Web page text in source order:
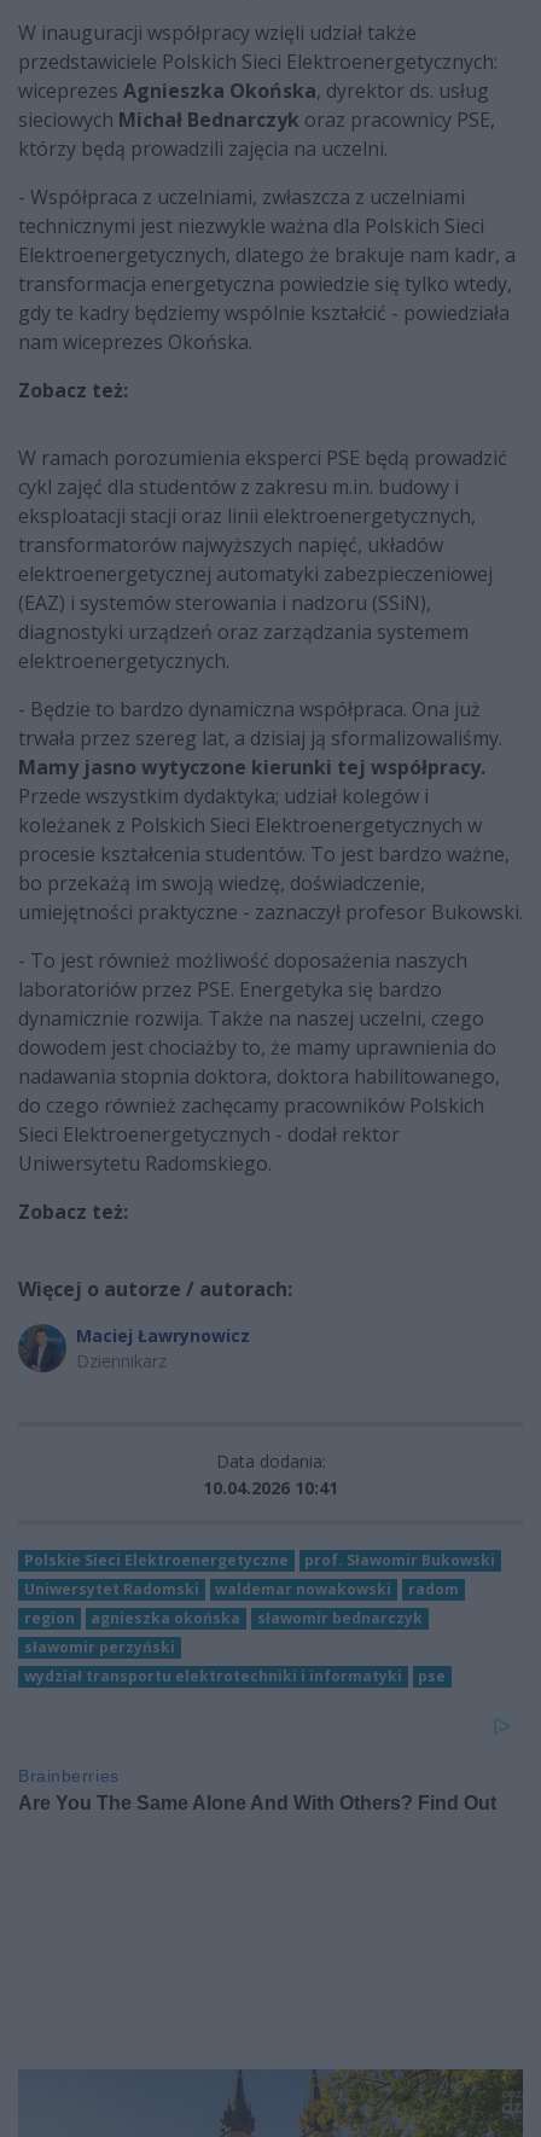
W inauguracji współpracy wzięli udział także
przedstawiciele Polskich Sieci Elektroenergetycznych:
wiceprezes Agnieszka Okońska, dyrektor ds. usług
sieciowych Michał Bednarczyk oraz pracownicy PSE,
którzy będą prowadzili zajęcia na uczelni.
- Współpraca z uczelniami, zwłaszcza z uczelniami
technicznymi jest niezwykle ważna dla Polskich Sieci
Elektroenergetycznych, dlatego że brakuje nam kadr, a
transformacja energetyczna powiedzie się tylko wtedy,
gdy te kadry będziemy wspólnie kształcić - powiedziała
nam wiceprezes Okońska.
Zobacz też:
W ramach porozumienia eksperci PSE będą prowadzić
cykl zajęć dla studentów z zakresu m.in. budowy i
eksploatacji stacji oraz linii elektroenergetycznych,
transformatorów najwyższych napięć, układów
elektroenergetycznej automatyki zabezpieczeniowej
(EAZ) i systemów sterowania i nadzoru (SSiN),
diagnostyki urządzeń oraz zarządzania systemem
elektroenergetycznych.
- Będzie to bardzo dynamiczna współpraca. Ona już
trwała przez szereg lat, a dzisiaj ją sformalizowaliśmy.
Mamy jasno wytyczone kierunki tej współpracy.
Przede wszystkim dydaktyka; udział kolegów i
koleżanek z Polskich Sieci Elektroenergetycznych w
procesie kształcenia studentów. To jest bardzo ważne,
bo przekażą im swoją wiedzę, doświadczenie,
umiejętności praktyczne - zaznaczył profesor Bukowski.
- To jest również możliwość doposażenia naszych
laboratoriów przez PSE. Energetyka się bardzo
dynamicznie rozwija. Także na naszej uczelni, czego
dowodem jest chociażby to, że mamy uprawnienia do
nadawania stopnia doktora, doktora habilitowanego,
do czego również zachęcamy pracowników Polskich
Sieci Elektroenergetycznych - dodał rektor
Uniwersytetu Radomskiego.
Zobacz też:
Więcej o autorze / autorach:
Maciej Ławrynowicz
Dziennikarz
Data dodania:
10.04.2026 10:41
Polskie Sieci Elektroenergetyczne
prof. Sławomir Bukowski
Uniwersytet Radomski
waldemar nowakowski
radom
region
agnieszka okońska
sławomir bednarczyk
sławomir perzyński
wydział transportu elektrotechniki i informatyki
pse